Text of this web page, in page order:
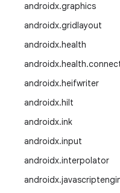
androidx.graphics
androidx.gridlayout
androidx.health
androidx.health.
androidx.heifwriter
androidx.hilt
androidx.ink
androidx.input
androidx.interpolator
androidx.